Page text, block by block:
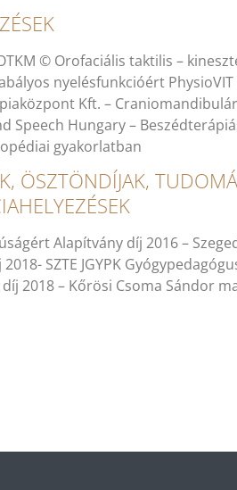
© Orofaciális taktilis –
nyelésfunkcióért
Kft. –
Speech Hungary –
gyakorlatban
ÖSZTÖNDÍJAK,
Alapítvány díj 2016 –
SZTE JGYPK
2018 – Kőrösi Csoma Sándor